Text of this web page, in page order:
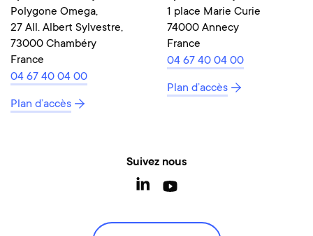
Polygone Omega,
27 All. Albert Sylvestre,
73000 Chambéry
France
04 67 40 04 00
Plan d’accès
1 place Marie Curie
74000 Annecy
France
04 67 40 04 00
Plan d’accès
Suivez nous